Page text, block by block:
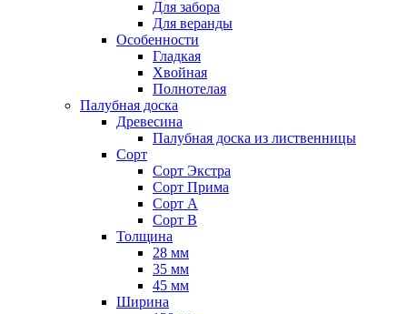
Для забора
Для веранды
Особенности
Гладкая
Хвойная
Полнотелая
Палубная доска
Древесина
Палубная доска из лиственницы
Сорт
Сорт Экстра
Сорт Прима
Сорт A
Сорт B
Толщина
28 мм
35 мм
45 мм
Ширина